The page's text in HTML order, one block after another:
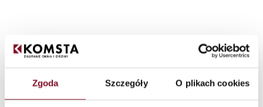
Zgoda Szczegóły O plikach cookies